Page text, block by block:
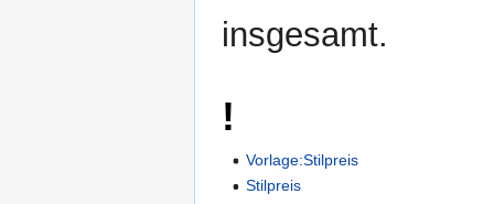
insgesamt.
!
Vorlage:Stilpreis
Stilpreis